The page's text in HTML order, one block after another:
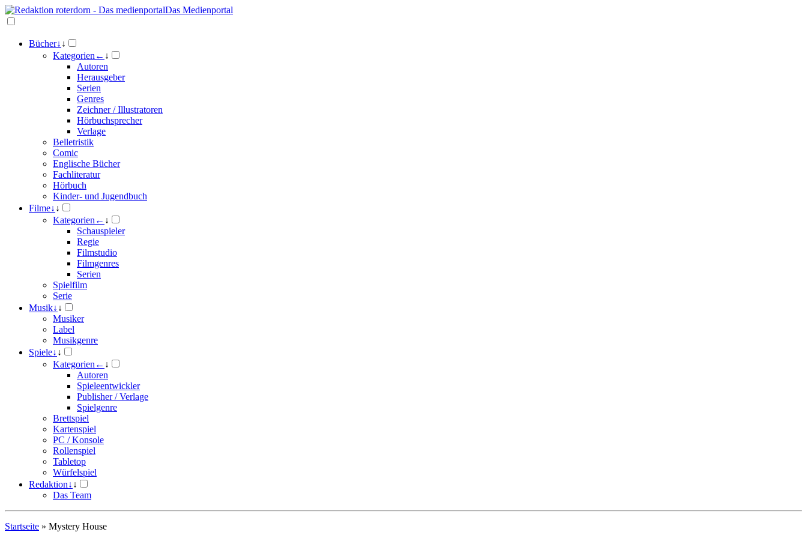
Das Medienportal
Bücher↓ ↓
Kategorien ← ↓
Autoren
Herausgeber
Serien
Genres
Zeichner / Illustratoren
Hörbuchsprecher
Verlage
Belletristik
Comic
Englische Bücher
Fachliteratur
Hörbuch
Kinder- und Jugendbuch
Filme↓ ↓
Kategorien ← ↓
Schauspieler
Regie
Filmstudio
Filmgenres
Serien
Spielfilm
Serie
Musik↓ ↓
Musiker
Label
Musikgenre
Spiele↓ ↓
Kategorien ← ↓
Autoren
Spieleentwickler
Publisher / Verlage
Spielgenre
Brettspiel
Kartenspiel
PC / Konsole
Rollenspiel
Tabletop
Würfelspiel
Redaktion↓ ↓
Das Team
Startseite » Mystery House